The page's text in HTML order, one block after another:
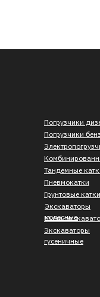
Погрузчики
Погрузчики
Экскаваторы
колесные
Экскаваторы
гусеничные
Мини-
Грунтовые катки
Тандемные
Пневмокатки